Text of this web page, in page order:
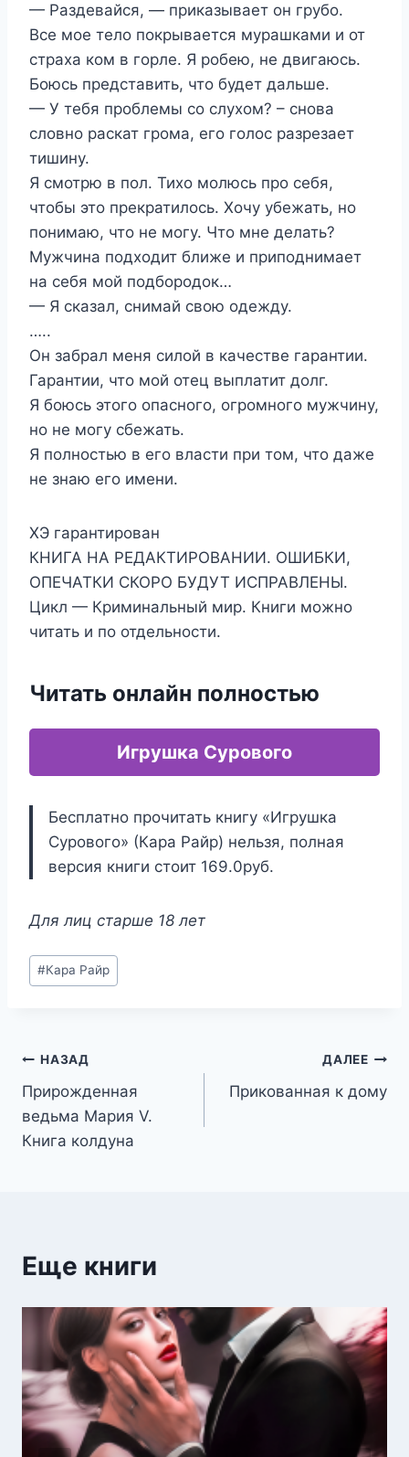
— Раздевайся, — приказывает он грубо.
Все мое тело покрывается мурашками и от
страха ком в горле. Я робею, не двигаюсь.
Боюсь представить, что будет дальше.
— У тебя проблемы со слухом? – снова
словно раскат грома, его голос разрезает
тишину.
Я смотрю в пол. Тихо молюсь про себя,
чтобы это прекратилось. Хочу убежать, но
понимаю, что не могу. Что мне делать?
Мужчина подходит ближе и приподнимает
на себя мой подбородок…
— Я сказал, снимай свою одежду.
…..
Он забрал меня силой в качестве гарантии.
Гарантии, что мой отец выплатит долг.
Я боюсь этого опасного, огромного мужчину,
но не могу сбежать.
Я полностью в его власти при том, что даже
не знаю его имени.
ХЭ гарантирован
КНИГА НА РЕДАКТИРОВАНИИ. ОШИБКИ,
ОПЕЧАТКИ СКОРО БУДУТ ИСПРАВЛЕНЫ.
Цикл — Криминальный мир. Книги можно
читать и по отдельности.
Читать онлайн полностью
Игрушка Сурового
Бесплатно прочитать книгу «Игрушка
Сурового» (Кара Райр) нельзя, полная
версия книги стоит 169.0руб.
Для лиц старше 18 лет
Метки
записи:
#Кара Райр
Навигация
по
записям
НАЗАД
Прирожденная
ведьма Мария V.
Книга колдуна
ДАЛЕЕ
Прикованная к дому
Еще книги